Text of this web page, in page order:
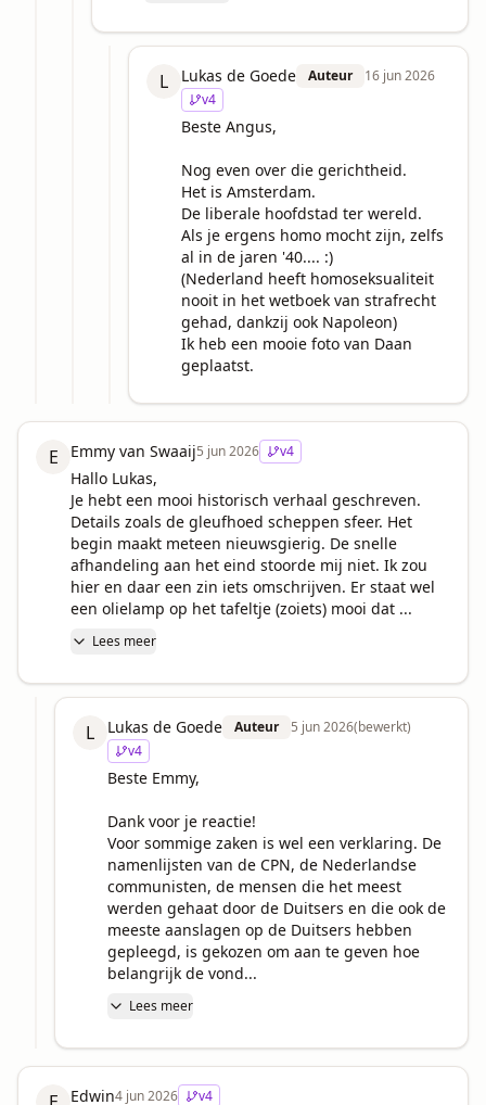
L Lukas de Goede Auteur
16 jun 2026
v4
Beste Angus,
Nog even over die gerichtheid.
Het is Amsterdam.
De liberale hoofdstad ter wereld.
Als je ergens homo mocht zijn, zelfs
al in de jaren '40.... :)
(Nederland heeft homoseksualiteit
nooit in het wetboek van strafrecht
gehad, dankzij ook Napoleon)
Ik heb een mooie foto van Daan
geplaatst.
E Emmy van Swaaij5 jun 2026 v4
Hallo Lukas,
Je hebt een mooi historisch verhaal geschreven.
Details zoals de gleufhoed scheppen sfeer. Het
begin maakt meteen nieuwsgierig. De snelle
afhandeling aan het eind stoorde mij niet. Ik zou
hier en daar een zin iets omschrijven. Er staat wel
een olielamp op het tafeltje (zoiets) mooi dat ...
Lees meer
L Lukas de Goede Auteur 5 jun 2026(bewerkt)
v4
Beste Emmy,
Dank voor je reactie!
Voor sommige zaken is wel een verklaring. De
namenlijsten van de CPN, de Nederlandse
communisten, de mensen die het meest
werden gehaat door de Duitsers en die ook de
meeste aanslagen op de Duitsers hebben
gepleegd, is gekozen om aan te geven hoe
belangrijk de vond...
Lees meer
Edwin4 jun 2026 v4